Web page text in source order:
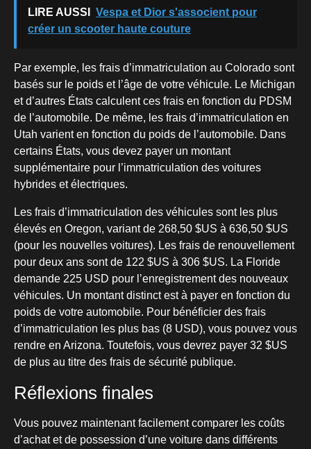
LIRE AUSSI
Vespa et Dior s'associent pour
créer un scooter haute couture
Par exemple, les frais d’immatriculation au Colorado sont
basés sur le poids et l’âge de votre véhicule. Le Michigan
et d’autres États calculent ces frais en fonction du PDSM
de l’automobile. De même, les frais d’immatriculation en
Utah varient en fonction du poids de l’automobile. Dans
certains États, vous devez payer un montant
supplémentaire pour l’immatriculation des voitures
hybrides et électriques.
Les frais d’immatriculation des véhicules sont les plus
élevés en Oregon, variant de 268,50 $US à 636,50 $US
(pour les nouvelles voitures). Les frais de renouvellement
pour deux ans sont de 122 $US à 306 $US. La Floride
demande 225 USD pour l’enregistrement des nouveaux
véhicules. Un montant distinct est à payer en fonction du
poids de votre automobile. Pour bénéficier des frais
d’immatriculation les plus bas (8 USD), vous pouvez vous
rendre en Arizona. Toutefois, vous devrez payer 32 $US
de plus au titre des frais de sécurité publique.
Réflexions finales
Vous pouvez maintenant facilement comparer les coûts
d’achat et de possession d’une voiture dans différents